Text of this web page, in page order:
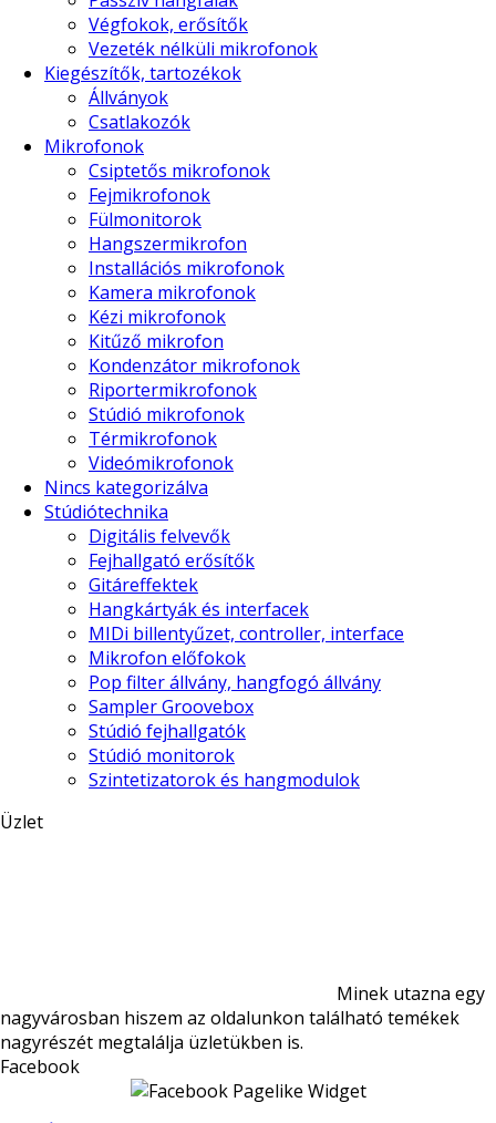
Végfokok, erősítők
Vezeték nélküli mikrofonok
Kiegészítők, tartozékok
Állványok
Csatlakozók
Mikrofonok
Csiptetős mikrofonok
Fejmikrofonok
Fülmonitorok
Hangszermikrofon
Installációs mikrofonok
Kamera mikrofonok
Kézi mikrofonok
Kitűző mikrofon
Kondenzátor mikrofonok
Riportermikrofonok
Stúdió mikrofonok
Térmikrofonok
Videómikrofonok
Nincs kategorizálva
Stúdiótechnika
Digitális felvevők
Fejhallgató erősítők
Gitáreffektek
Hangkártyák és interfacek
MIDi billentyűzet, controller, interface
Mikrofon előfokok
Pop filter állvány, hangfogó állvány
Sampler Groovebox
Stúdió fejhallgatók
Stúdió monitorok
Szintetizatorok és hangmodulok
Üzlet
Minek utazna egy
nagyvárosban hiszem az oldalunkon található temékek
nagyrészét megtalálja üzletükben is.
Facebook